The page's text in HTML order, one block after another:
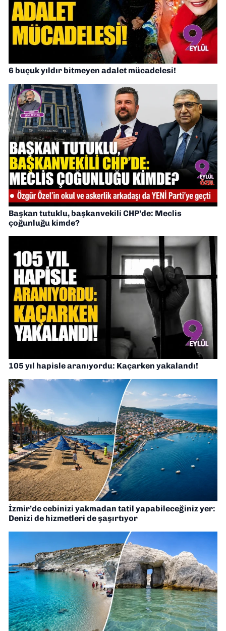
6 buçuk yıldır bitmeyen adalet mücadelesi!
Başkan tutuklu, başkanvekili CHP’de: Meclis
çoğunluğu kimde?
105 yıl hapisle aranıyordu: Kaçarken yakalandı!
İzmir’de cebinizi yakmadan tatil yapabileceğiniz yer:
Denizi de hizmetleri de şaşırtıyor